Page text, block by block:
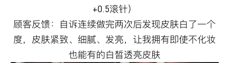
+0.5滚针）
顾客反馈：自诉连续做完两次后发现皮肤白了一个
度，皮肤紧致、细腻、发亮，让我拥有即使不化妆
也能有的白皙透亮皮肤